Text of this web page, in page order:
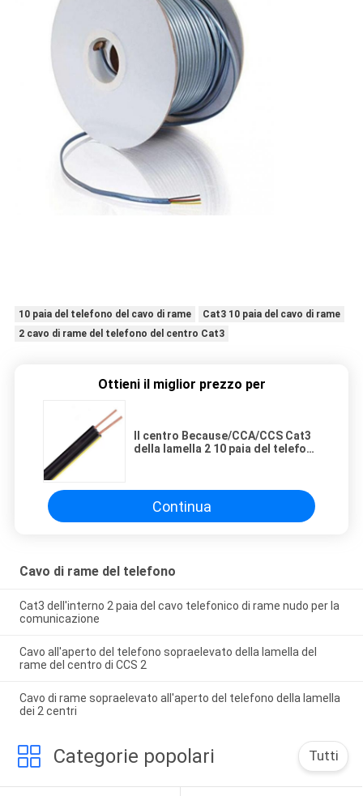
10 paia del telefono del cavo di rame
Cat3 10 paia del cavo di rame
2 cavo di rame del telefono del centro Cat3
Ottieni il miglior prezzo per
Il centro Because/CCA/CCS Cat3
della lamella 2 10 paia del telefono
Continua
Cavo di rame del telefono
Cat3 dell'interno 2 paia del cavo telefonico di rame nudo per la
comunicazione
Cavo all'aperto del telefono sopraelevato della lamella del
rame del centro di CCS 2
Cavo di rame sopraelevato all'aperto del telefono della lamella
dei 2 centri
Categorie popolari Tutti